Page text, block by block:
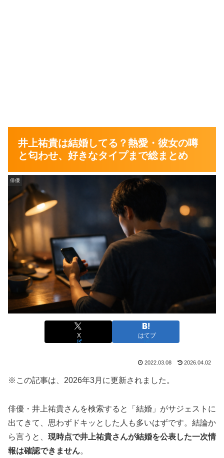
井上祐貴は結婚してる？熱愛・彼女の噂
と匂わせ、好きなタイプまで総まとめ
俳優
X はてブ
2022.03.08 2026.04.02
※この記事は、2026年3月に更新されました。
俳優・井上祐貴さんを検索すると「結婚」がサジェストに
出てきて、思わずドキッとした人も多いはずです。結論か
ら言うと、 現時点で井上祐貴さんが結婚を公表した一次情
報は確認できません。